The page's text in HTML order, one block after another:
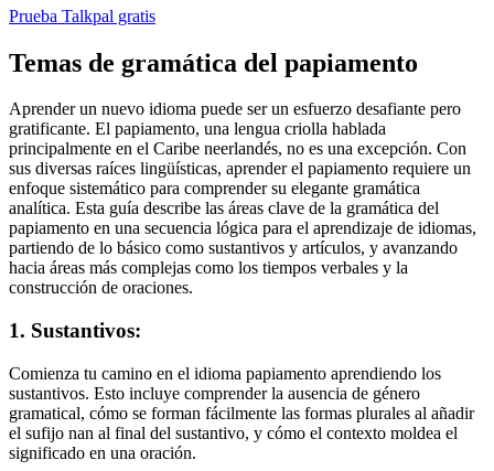
Prueba Talkpal gratis
Temas de gramática del papiamento
Aprender un nuevo idioma puede ser un esfuerzo desafiante pero
gratificante. El papiamento, una lengua criolla hablada
principalmente en el Caribe neerlandés, no es una excepción. Con
sus diversas raíces lingüísticas, aprender el papiamento requiere un
enfoque sistemático para comprender su elegante gramática
analítica. Esta guía describe las áreas clave de la gramática del
papiamento en una secuencia lógica para el aprendizaje de idiomas,
partiendo de lo básico como sustantivos y artículos, y avanzando
hacia áreas más complejas como los tiempos verbales y la
construcción de oraciones.
1. Sustantivos:
Comienza tu camino en el idioma papiamento aprendiendo los
sustantivos. Esto incluye comprender la ausencia de género
gramatical, cómo se forman fácilmente las formas plurales al añadir
el sufijo nan al final del sustantivo, y cómo el contexto moldea el
significado en una oración.